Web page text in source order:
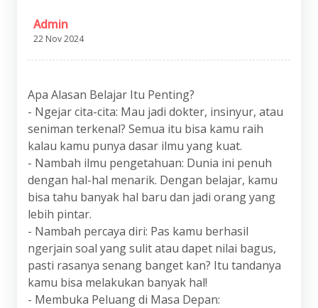
Admin
22 Nov 2024
Apa Alasan Belajar Itu Penting?
- Ngejar cita-cita: Mau jadi dokter, insinyur, atau
seniman terkenal? Semua itu bisa kamu raih
kalau kamu punya dasar ilmu yang kuat.
- Nambah ilmu pengetahuan: Dunia ini penuh
dengan hal-hal menarik. Dengan belajar, kamu
bisa tahu banyak hal baru dan jadi orang yang
lebih pintar.
- Nambah percaya diri: Pas kamu berhasil
ngerjain soal yang sulit atau dapet nilai bagus,
pasti rasanya senang banget kan? Itu tandanya
kamu bisa melakukan banyak hal!
- Membuka Peluang di Masa Depan: